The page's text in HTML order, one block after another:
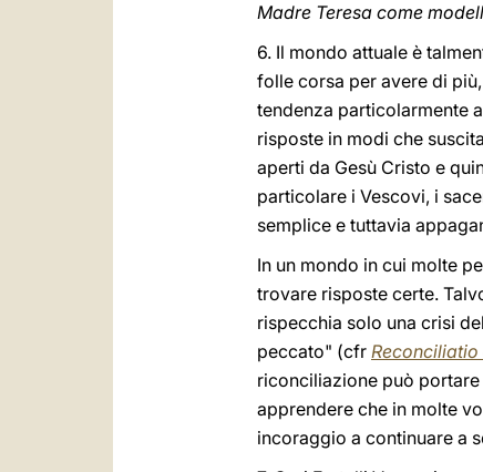
Madre Teresa come
6. Il mondo attuale è
folle corsa per avere di
tendenza particolarmente
risposte in modi che
aperti da Gesù Cristo e
particolare i Vescovi, i
semplice e tuttavia
In un mondo in cui molte
trovare risposte certe.
rispecchia solo una crisi
peccato" (cfr
riconciliazione può
apprendere che in molte
incoraggio a continuare a